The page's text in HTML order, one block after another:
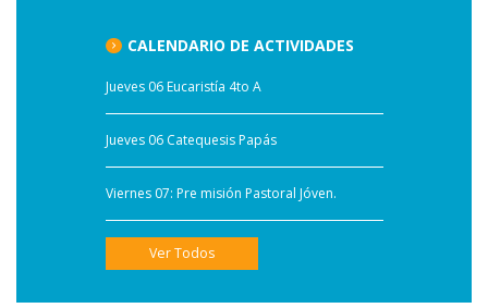
CALENDARIO DE ACTIVIDADES
Jueves 06 Eucaristía 4to A
Jueves 06 Catequesis Papás
Viernes 07: Pre misión Pastoral Jóven.
Ver Todos